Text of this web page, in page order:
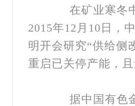
在矿业寒冬中
2015年12月10日，
明开会研究“供给侧
重启已关停产能，
据中国有色金